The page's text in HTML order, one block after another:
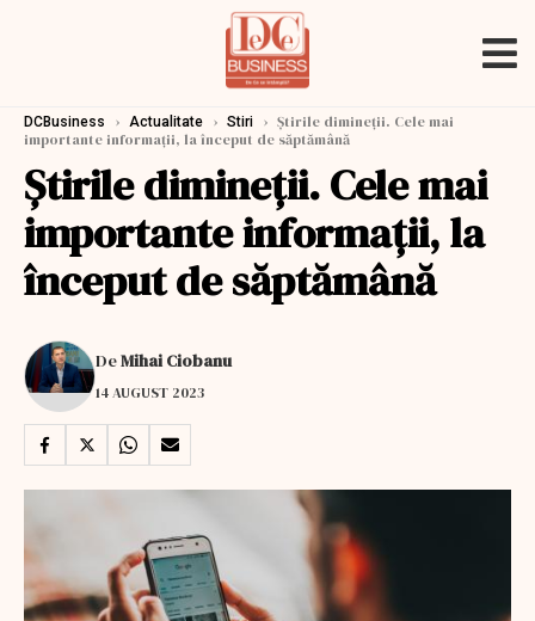
DCBusiness › Actualitate › Stiri › Ştirile dimineţii. Cele mai
importante informaţii, la început de săptămână
Ştirile dimineţii. Cele mai
importante informaţii, la
început de săptămână
DeMihai Ciobanu
14 AUGUST 2023